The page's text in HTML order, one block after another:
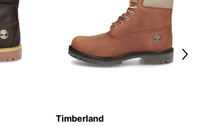
Timberland